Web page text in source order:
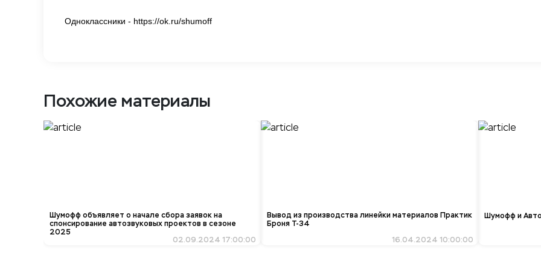
Одноклассники - https://ok.ru/shumoff
Похожие материалы
Шумофф объявляет о начале сбора заявок на
спонсирование автозвуковых проектов в сезоне
2025
02.09.2024 17:00:00
Вывод из производства линейки материалов Практик
Броня Т-34
16.04.2024 10:00:00
Шумофф и